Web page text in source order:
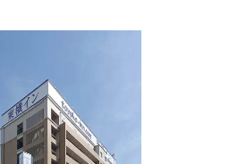
ご利用ください。